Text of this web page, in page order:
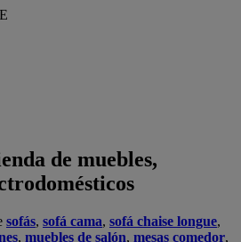
de muebles,
sofás, sofá cama, sofá chaise longue,
, muebles de salón, mesas comedor,